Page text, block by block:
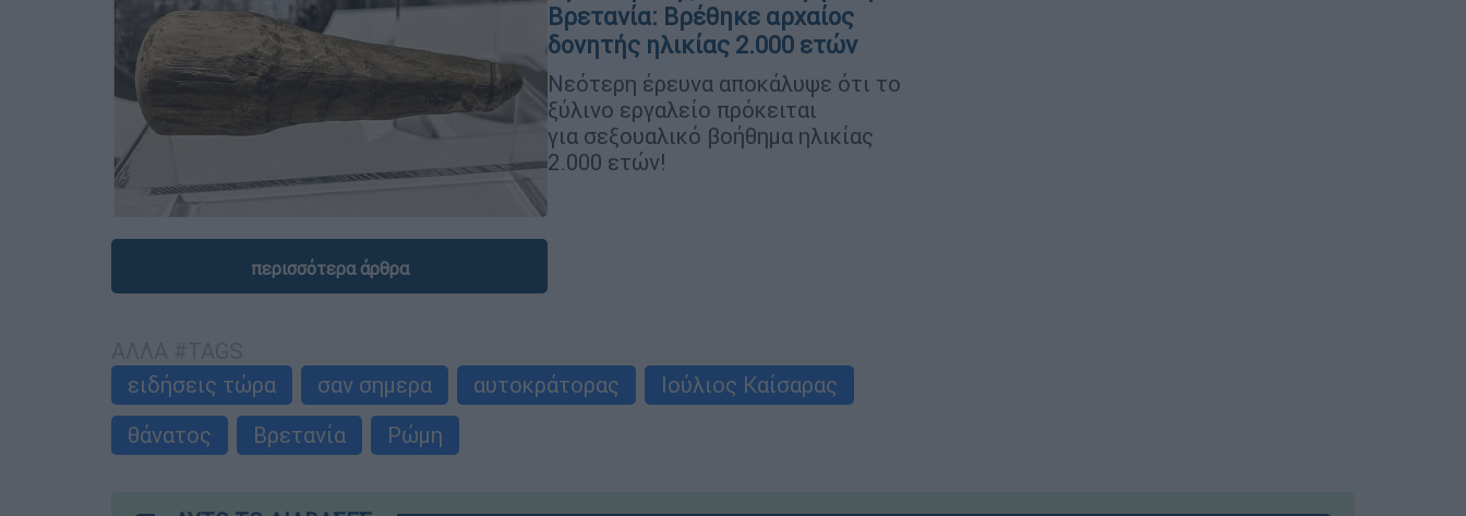
Βρετανία: Βρέθηκε αρχαίος
δονητής ηλικίας 2.000 ετών
Νεότερη έρευνα αποκάλυψε ότι το
ξύλινο εργαλείο πρόκειται
για σεξουαλικό βοήθημα ηλικίας
2.000 ετών!
περισσότερα άρθρα
ειδήσεις τώρα
σαν σημερα αυτοκράτορας
Ιούλιος Καίσαρας
θάνατος
Βρετανία Ρώμη